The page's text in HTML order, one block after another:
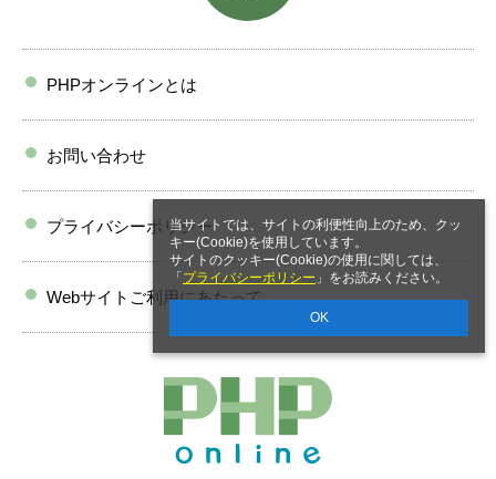
当サイトでは、サイトの利便性向上のため、クッ
キー(Cookie)を使用しています。
サイトのクッキー(Cookie)の使用に関しては、
「 プライバシーポリシー 」をお読みください。
OK
PHPオンラインとは
お問い合わせ
プライバシーポリシー
Webサイトご利用にあたって